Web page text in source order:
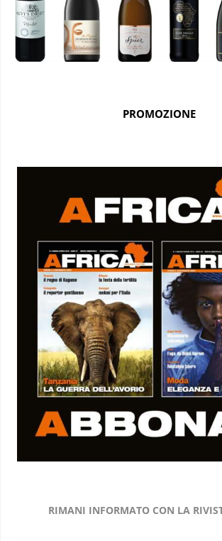
PROMOZIONE
RIMANI INFORMATO CON LA